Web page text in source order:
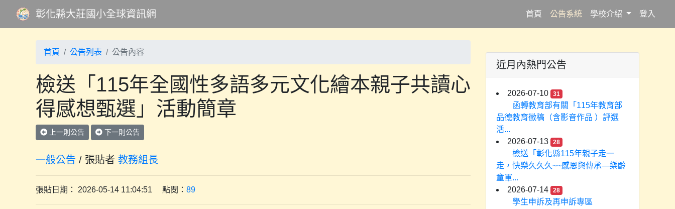
彰化縣大莊國小全球資訊網 首頁 (current)
公告系統 學校介紹 登入
首頁 公告列表 公告內容
檢送「115年全國性多語多元文化繪本親子共讀心
得感想甄選」活動簡章
上一則公告 下一則公告
一般公告 / 張貼者 教務組長
張貼日期： 2026-05-14 11:04:51 點閱： 89
近月內熱門公告
2026-07-10 31
函轉教育部有關「115年教育部
品德教育徵稿（含影音作品 ）評選
活...
2026-07-13
28
檢送「彰化縣115年親子走一
走，快樂久久久~~感恩與傳承—樂齡
童軍...
2026-07-14
28
學生申訴及再申訴專區